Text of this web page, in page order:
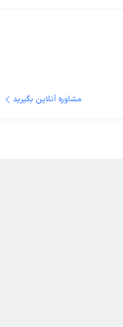
مشاوره آنلاین بگیرید